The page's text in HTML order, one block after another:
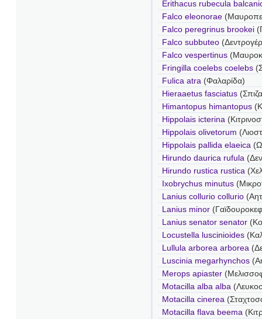
Erithacus rubecula
Falco eleonorae
Falco peregrinus brookei
Falco subbuteo
Falco vespertinus
Fringilla coelebs coelebs
Fulica atra (Φαλαρίδα)
Hieraaetus fasciatus
Himantopus himantopus
Hippolais icterina
Hippolais olivetorum
Hippolais pallida elaeica
Hirundo daurica rufula
Hirundo rustica rustica
Ixobrychus minutus
Lanius collurio collurio
Lanius minor
Lanius senator senator
Locustella luscinioides
Lullula arborea arborea
Luscinia megarhynchos
Merops apiaster
Motacilla alba alba
Motacilla cinerea
Motacilla flava beema